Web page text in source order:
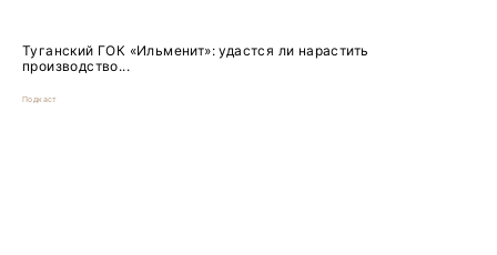
Туганский ГОК «Ильменит»: удастся ли нарастить
производство...
Подкаст